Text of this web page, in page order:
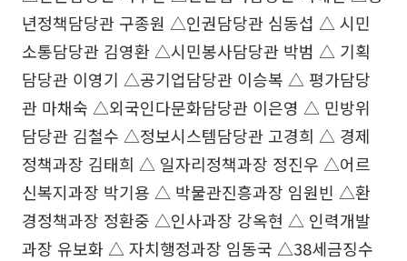
년정책담당관 구종원 △인권담당관 심동섭 △ 시민
소통담당관 김영환 △시민봉사담당관 박범 △ 기획
담당관 이영기 △공기업담당관 이승복 △ 평가담당
관 마채숙 △외국인다문화담당관 이은영 △ 민방위
담당관 김철수 △정보시스템담당관 고경희 △ 경제
정책과장 김태희 △ 일자리정책과장 정진우 △어르
신복지과장 박기용 △ 박물관진흥과장 임원빈 △환
경정책과장 정환중 △인사과장 강옥현 △ 인력개발
과장 유보화 △ 자치행정과장 임동국 △38세금징수